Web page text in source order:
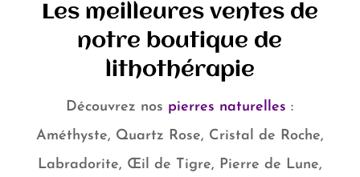
Les meilleures ventes de
notre boutique de
lithothérapie
Découvrez nos pierres naturelles :
Améthyste, Quartz Rose, Cristal de Roche,
Labradorite, Œil de Tigre, Pierre de Lune,